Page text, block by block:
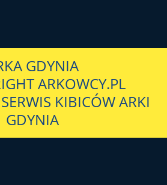
GDYNIA
ARKOWCY.PL
KIBICÓW ARKI
GDYNIA